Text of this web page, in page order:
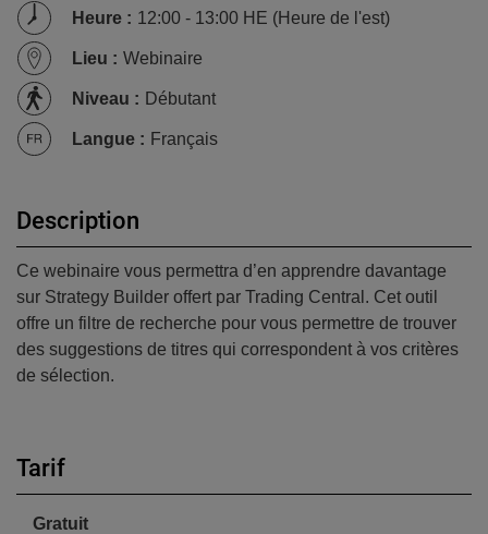
Heure : 12:00 - 13:00 HE (Heure de l'est)
Lieu : Webinaire
Niveau : Débutant
Langue : Français
Description
Ce webinaire vous permettra d’en apprendre davantage
sur Strategy Builder offert par Trading Central. Cet outil
offre un filtre de recherche pour vous permettre de trouver
des suggestions de titres qui correspondent à vos critères
de sélection.
Tarif
Gratuit